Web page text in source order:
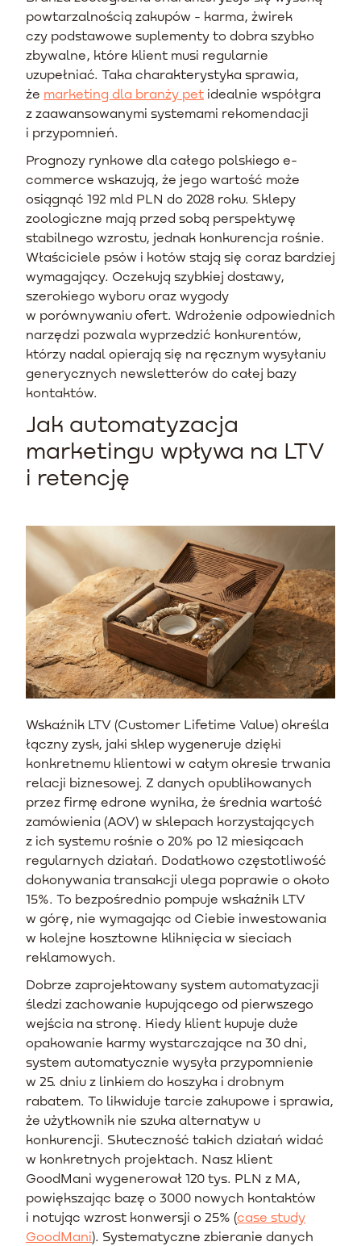
powtarzalnością zakupów - karma, żwirek
czy podstawowe suplementy to dobra szybko
zbywalne, które klient musi regularnie
uzupełniać. Taka charakterystyka sprawia,
że marketing dla branży pet idealnie współgra
z zaawansowanymi systemami rekomendacji
i przypomnień.
Prognozy rynkowe dla całego polskiego e-
commerce wskazują, że jego wartość może
osiągnąć 192 mld PLN do 2028 roku. Sklepy
zoologiczne mają przed sobą perspektywę
stabilnego wzrostu, jednak konkurencja rośnie.
Właściciele psów i kotów stają się coraz bardziej
wymagający. Oczekują szybkiej dostawy,
szerokiego wyboru oraz wygody
w porównywaniu ofert. Wdrożenie odpowiednich
narzędzi pozwala wyprzedzić konkurentów,
którzy nadal opierają się na ręcznym wysyłaniu
generycznych newsletterów do całej bazy
kontaktów.
Jak automatyzacja
marketingu wpływa na LTV
i retencję
Wskaźnik LTV (Customer Lifetime Value) określa
łączny zysk, jaki sklep wygeneruje dzięki
konkretnemu klientowi w całym okresie trwania
relacji biznesowej. Z danych opublikowanych
przez firmę edrone wynika, że średnia wartość
zamówienia (AOV) w sklepach korzystających
z ich systemu rośnie o 20% po 12 miesiącach
regularnych działań. Dodatkowo częstotliwość
dokonywania transakcji ulega poprawie o około
15%. To bezpośrednio pompuje wskaźnik LTV
w górę, nie wymagając od Ciebie inwestowania
w kolejne kosztowne kliknięcia w sieciach
reklamowych.
Dobrze zaprojektowany system automatyzacji
śledzi zachowanie kupującego od pierwszego
wejścia na stronę. Kiedy klient kupuje duże
opakowanie karmy wystarczające na 30 dni,
system automatycznie wysyła przypomnienie
w 25. dniu z linkiem do koszyka i drobnym
rabatem. To likwiduje tarcie zakupowe i sprawia,
że użytkownik nie szuka alternatyw u
konkurencji. Skuteczność takich działań widać
w konkretnych projektach. Nasz klient
GoodMani wygenerował 120 tys. PLN z MA,
powiększając bazę o 3000 nowych kontaktów
i notując wzrost konwersji o 25% (case study
GoodMani). Systematyczne zbieranie danych